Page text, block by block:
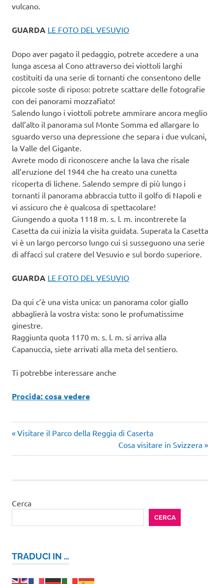
vulcano.
GUARDA LE FOTO DEL VESUVIO
Dopo aver pagato il pedaggio, potrete accedere a una
lunga ascesa al Cono attraverso dei viottoli larghi
costituiti da una serie di tornanti che consentono delle
piccole soste di riposo: potrete scattare delle fotografie
con dei panorami mozzafiato!
Salendo lungo i viottoli potrete ammirare ancora meglio
dall’alto il panorama sul Monte Somma ed allargare lo
sguardo verso una depressione che separa i due vulcani,
la Valle del Gigante.
Avrete modo di riconoscere anche la lava che risale
all’eruzione del 1944 che ha creato una cunetta
ricoperta di lichene. Salendo sempre di più lungo i
tornanti il panorama abbraccia tutto il golfo di Napoli e
vi assicuro che è qualcosa di spettacolare!
Giungendo a quota 1118 m. s. l. m. incontrerete la
Casetta da cui inizia la visita guidata. Superata la Casetta
vi è un largo percorso lungo cui si susseguono una serie
di affacci sul cratere del Vesuvio e sul bordo superiore.
GUARDA LE FOTO DEL VESUVIO
Da qui c’è una vista unica: un panorama color giallo
abbaglierà la vostra vista: sono le profumatissime
ginestre.
Raggiunta quota 1170 m. s. l. m. si arriva alla
Capanuccia, siete arrivati alla meta del sentiero.
Ti potrebbe interessare anche
Procida: cosa vedere
Navigazione
articoli
Articolo
Visitare il Parco della Reggia di Caserta
Articolo
successivo:
Cosa visitare in Svizzera
Cerca
CERCA
TRADUCI IN …